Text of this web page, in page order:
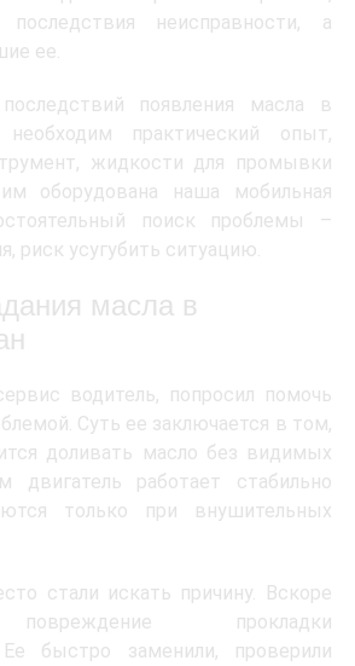
неисправности, а
ее.
появления масла в
практический опыт,
жидкости для промывки
оборудована наша мобильная
поиск проблемы –
риск усугубить ситуацию.
масла в
водитель, попросил помочь
Суть ее заключается в том,
доливать масло без видимых
двигатель работает стабильно
только при внушительных
стали искать причину. Вскоре
прокладки
Ее быстро заменили, проверили